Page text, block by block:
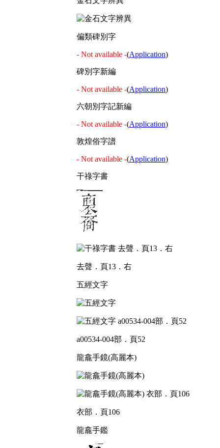
偏類碑別字
- Not available -(Application)
碑別字新編
- Not available -(Application)
六朝別字記新編
- Not available -(Application)
敦煌俗字譜
- Not available -(Application)
干祿字書
去聲．頁13．右
五經文字
a00534-004部．頁52
龍龕手鏡(高麗本)
衣部．頁106
龍龕手鑑